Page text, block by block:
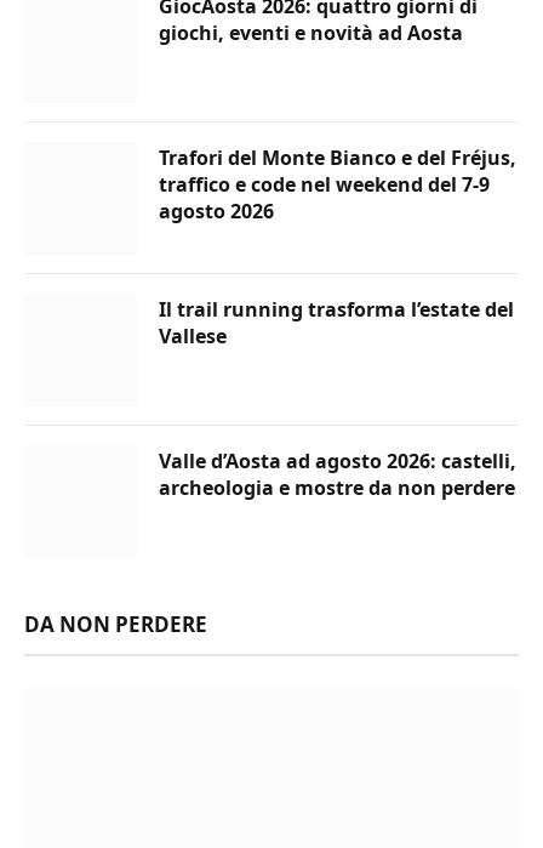
GiocAosta 2026: quattro giorni di
giochi, eventi e novità ad Aosta
Trafori del Monte Bianco e del Fréjus,
traffico e code nel weekend del 7-9
agosto 2026
Il trail running trasforma l’estate del
Vallese
Valle d’Aosta ad agosto 2026: castelli,
archeologia e mostre da non perdere
DA NON PERDERE